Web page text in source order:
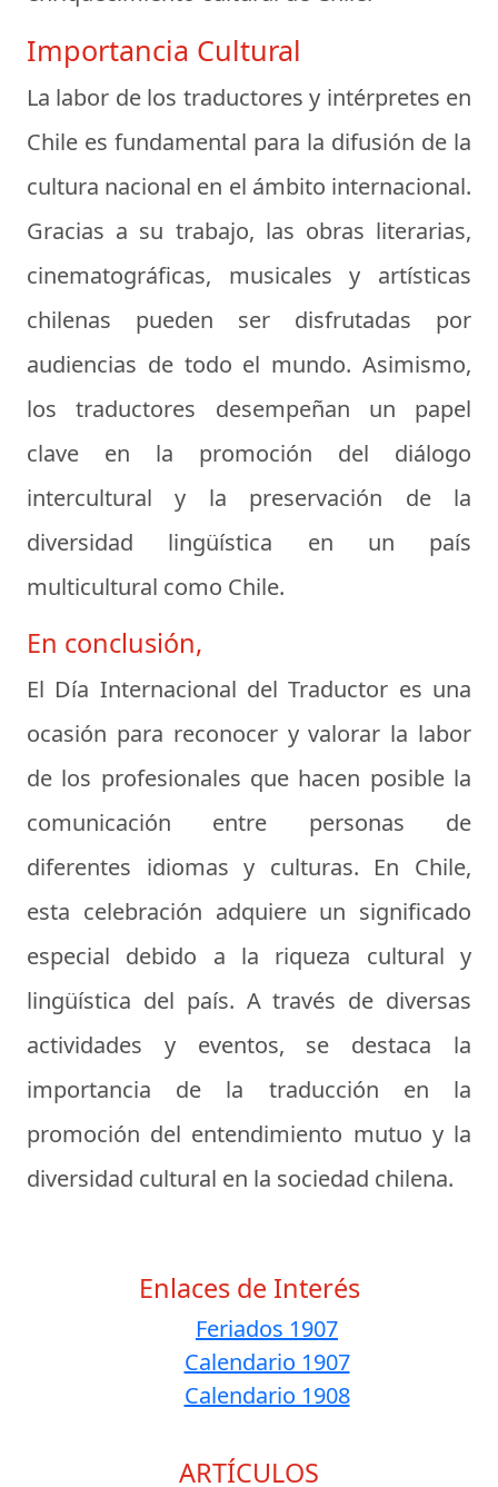
Importancia Cultural
La labor de los traductores y intérpretes en
Chile es fundamental para la difusión de la
cultura nacional en el ámbito internacional.
Gracias a su trabajo, las obras literarias,
cinematográficas, musicales y artísticas
chilenas pueden ser disfrutadas por
audiencias de todo el mundo. Asimismo,
los traductores desempeñan un papel
clave en la promoción del diálogo
intercultural y la preservación de la
diversidad lingüística en un país
multicultural como Chile.
En conclusión,
El Día Internacional del Traductor es una
ocasión para reconocer y valorar la labor
de los profesionales que hacen posible la
comunicación entre personas de
diferentes idiomas y culturas. En Chile,
esta celebración adquiere un significado
especial debido a la riqueza cultural y
lingüística del país. A través de diversas
actividades y eventos, se destaca la
importancia de la traducción en la
promoción del entendimiento mutuo y la
diversidad cultural en la sociedad chilena.
Enlaces de Interés
Feriados 1907
Calendario 1907
Calendario 1908
ARTÍCULOS